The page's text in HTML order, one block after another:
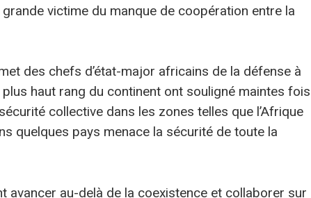
victime du manque de coopération entre la
des chefs d’état-major africains de la défense à
haut rang du continent ont souligné maintes fois
collective dans les zones telles que l’Afrique
quelques pays menace la sécurité de toute la
avancer au-delà de la coexistence et collaborer sur